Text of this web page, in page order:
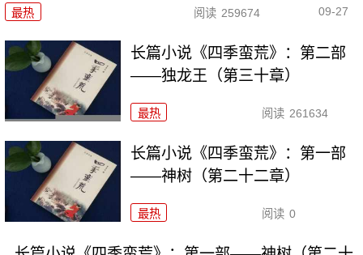
最热 阅读 259674 09-27
长篇小说《四季蛮荒》：第二部
——独龙王（第三十章）
最热 阅读 261634
长篇小说《四季蛮荒》：第一部
——神树（第二十二章）
最热 阅读 0